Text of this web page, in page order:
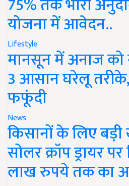
योजना में आवेदन..
Lifestyle
मानसून में अनाज
3 आसान घरेलू
फफूंदी
News
किसानों के लिए
सोलर क्रॉप ड्रायर
लाख रुपये तक का